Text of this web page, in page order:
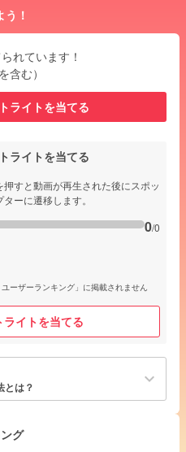
！
れています！
含む）
ライトを当てる
ライトを当てる
押すと動画が再生された後にスポッ
ーに遷移します。
0/0
ーザーランキング」に掲載されません
イトを当てる
とは？ keyboard_arrow_down
グ